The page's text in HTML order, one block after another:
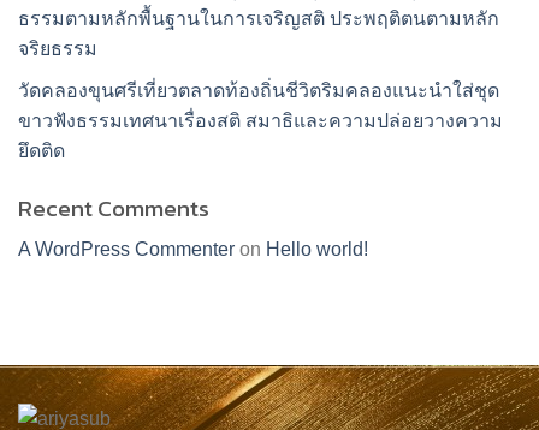
ธรรมตามหลักพื้นฐานในการเจริญสติ ประพฤติตนตามหลัก
จริยธรรม
วัดคลองขุนศรีเที่ยวตลาดท้องถิ่นชีวิตริมคลองแนะนำใส่ชุด
ขาวฟังธรรมเทศนาเรื่องสติ สมาธิและความปล่อยวางความ
ยึดติด
Recent Comments
A WordPress Commenter on Hello world!